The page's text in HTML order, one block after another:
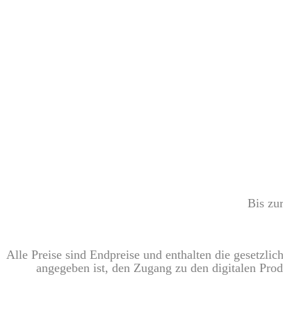
Bis
Alle Preise sind Endpreise und enthalten die
angegeben ist, den Zugang zu den digitalen